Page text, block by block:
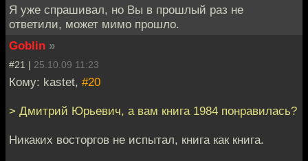
Я уже спрашивал, но Вы в прошлый раз не
ответили, может мимо прошло.
Goblin »
#21 | 25.10.09 11:23
Кому: kastet, #20
> Дмитрий Юрьевич, а вам книга 1984 понравилась?
Никаких восторгов не испытал, книга как книга.